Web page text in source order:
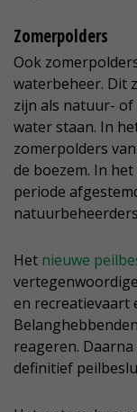
Zomerpolders
Ook
waterbeheer. Dit
zijn als natuur-
water staan. In
zomerpolders
de boezem. In
periode
Het nieuwe
en recreatievaart
reageren.
definitief